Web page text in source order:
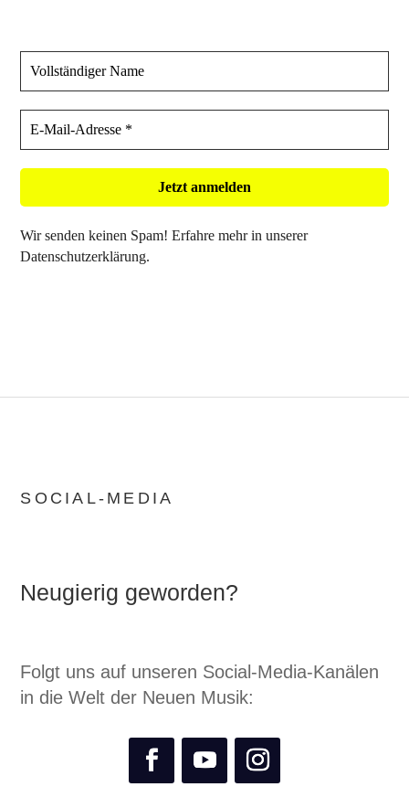
Wir senden keinen Spam! Erfahre mehr in unserer
Datenschutzerklärung.
SOCIAL-MEDIA
Neugierig geworden?
Folgt uns auf unseren Social-Media-Kanälen
in die Welt der Neuen Musik: